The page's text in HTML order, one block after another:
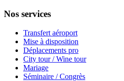
Nos services
Transfert aéroport
Mise à disposition
Déplacements pro
City tour / Wine tour
Mariage
Séminaire / Congrès